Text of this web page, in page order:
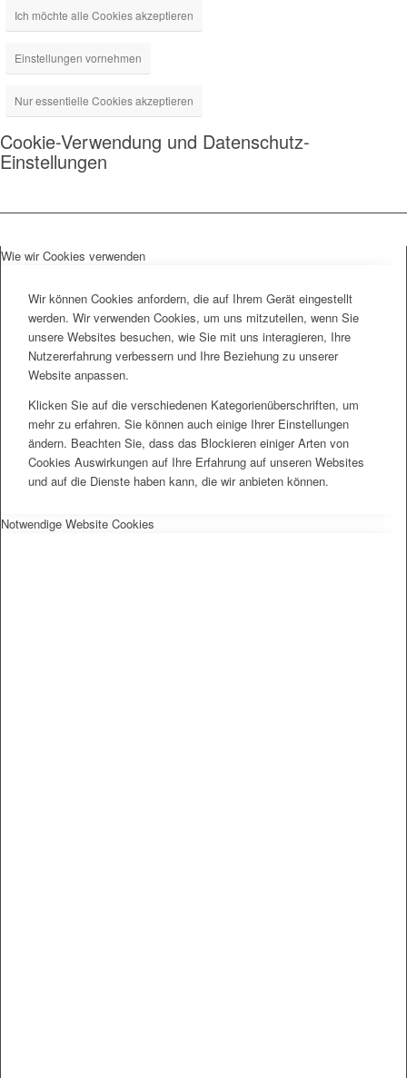
Ich möchte alle Cookies akzeptieren
Einstellungen vornehmen
Nur essentielle Cookies akzeptieren
Cookie-Verwendung und Datenschutz-
Einstellungen
Wie wir Cookies verwenden
Wir können Cookies anfordern, die auf Ihrem Gerät eingestellt
werden. Wir verwenden Cookies, um uns mitzuteilen, wenn Sie
unsere Websites besuchen, wie Sie mit uns interagieren, Ihre
Nutzererfahrung verbessern und Ihre Beziehung zu unserer
Website anpassen.
Klicken Sie auf die verschiedenen Kategorienüberschriften, um
mehr zu erfahren. Sie können auch einige Ihrer Einstellungen
ändern. Beachten Sie, dass das Blockieren einiger Arten von
Cookies Auswirkungen auf Ihre Erfahrung auf unseren Websites
und auf die Dienste haben kann, die wir anbieten können.
Notwendige Website Cookies